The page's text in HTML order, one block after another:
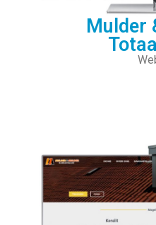
Mulder